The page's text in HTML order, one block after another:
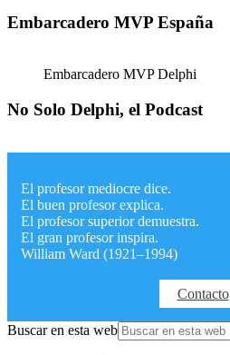
Embarcadero MVP España
Embarcadero MVP Delphi
No Solo Delphi, el Podcast
El profesor mediocre dice.
El buen profesor explica.
El profesor superior demuestra.
El gran profesor inspira.
William Ward (1921–1994)
Contacto
Buscar en esta web